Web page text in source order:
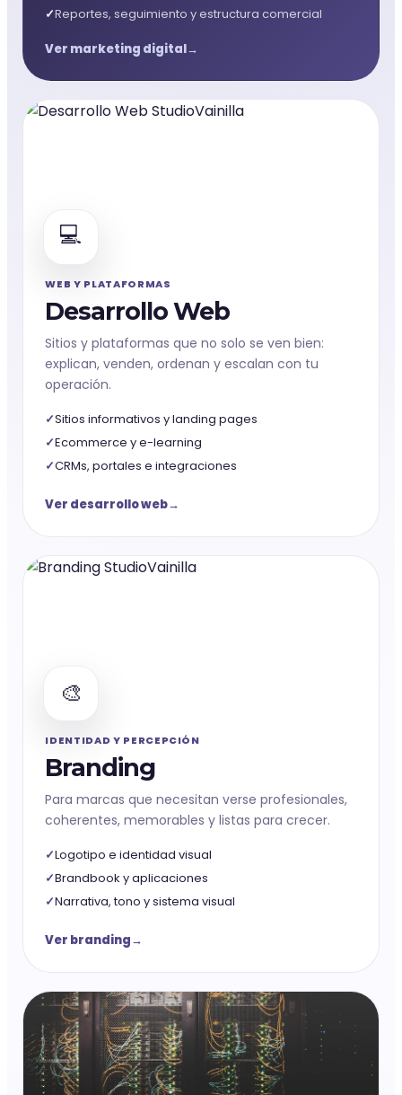
Reportes, seguimiento y estructura comercial
Ver marketing digital
💻
WEB Y PLATAFORMAS
Desarrollo Web
Sitios y plataformas que no solo se ven bien:
explican, venden, ordenan y escalan con tu
operación.
Sitios informativos y landing pages
Ecommerce y e-learning
CRMs, portales e integraciones
Ver desarrollo web
🎨
IDENTIDAD Y PERCEPCIÓN
Branding
Para marcas que necesitan verse profesionales,
coherentes, memorables y listas para crecer.
Logotipo e identidad visual
Brandbook y aplicaciones
Narrativa, tono y sistema visual
Ver branding